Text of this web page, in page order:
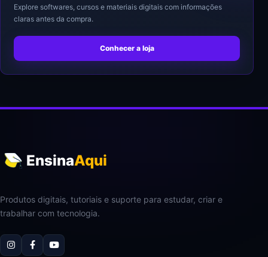
Explore softwares, cursos e materiais digitais com informações
claras antes da compra.
Conhecer a loja
EnsinaAqui
Produtos digitais, tutoriais e suporte para estudar, criar e
trabalhar com tecnologia.